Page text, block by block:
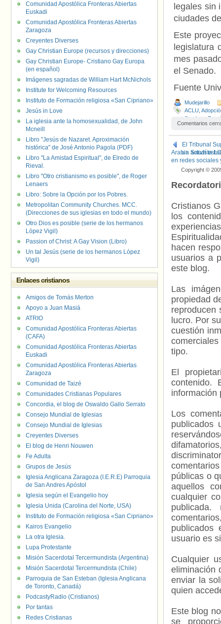
legales sin
ciudades
Este
legislatura
mes
el Senado.
Fuente
Mudejarillo
ACLU
Southern
Greenville ,
Phyl Bryant,
Comentarios
El Tribunal
un activista
Arabia Saudí
en redes sociales
Copyright ©
Cristianos
los
hacen
usuarios a
este blog.
Las
propiedad
reproducen
lucro. Por
cuestión
tipo.
El
contenido.
información
Los
publicados
públicas o
aquellos
cualquier
usuario es
Cualquier
eliminación
enviar la
quien
Este blog
se
Comunidad Apostólica Fronteras Abiertas
Euskadi
Comunidad Apostólica Fronteras Abiertas
Zaragoza
Creyentes Diverses
Gay Christian Europe (recursos y direcciones)
Gay Christian Europe- Cristiano Gay Europa
(en español)
Imágenes sagradas de William Hart McNichols
Institute for Welcoming Resources
Instituto de Formación religiosa «San Cipriano»
Jesús in Love
La iglesia ante la homosexualidad, de John
Mcneill
Libro "Jesús de Nazaret. Aproximación
histórica" de José Antonio Pagola (PDF)
Libro "La Amistad Espiritual", de Elredo de
Rieval.
Libro "Otro cristianismo es posible", de Roger
Lenaers
Libro: Sobre la Opción por los Pobres.
Metropolitan Community Churches. MCC.
(Direcciones de sus iglesias en todo el mundo)
Otro Dios es posible (serie de los hermanos
López Vigil)
Passion of Christ: A Gay Vision (Libro)
Un tal Jesús (serie de los hermanos López
Vigil)
Enlaces cristianos
Amigos de Tomás Merton
Apoyo a Juan Masiá
ATRIO
Comunidad Apostólica Fronteras Abiertas
(CAFA)
Comunidad Apostólica Fronteras Abiertas
Euskadi
Comunidad Apostólica Fronteras Abiertas
Zaragoza
Comunidad de Taizé
Comunidades Cristianas Populares
Concordia, el blog de Oswaldo Gallo Serrato
Consejo Mundial de Iglesias
Consejo Mundial de Iglesias
Creyentes Diverses
El blog de Henri Nouwen
Fe Adulta
Grupos de Jesús
Iglesia Anglicana Zaragoza (I.E.R.E) Parroquia
de San Andres Apóstol
Iglesia según el Evangelio hoy
Iglesia Unida (Carolina del Norte, USA)
Instituto de Formación religiosa «San Cipriano»
Kairos Evangelio
La otra Iglesia.
Lupa Protestante
Misión Sacerdotal Tercermundista (Argentina)
Misión Sacerdotal Tercermundista (Chile)
Parroquia de San Esteban (Iglesia Anglicana
de Toronto, Canadá)
PodcastyRadio (Cristianos)
Por tantas
Redes Cristianas